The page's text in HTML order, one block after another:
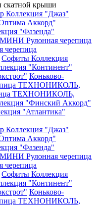
скатной крыши
Коллекция "Джаз"
Аккорд"
"Фазенда"
МИНИ Рулонная черепица
черепица
Софиты Коллекция
"Континент"
Коньково-
ТЕХНОНИКОЛЬ,
ТЕХНОНИКОЛЬ,
"Финский Аккорд"
"Атлантика"
Коллекция "Джаз"
Аккорд"
"Фазенда"
МИНИ Рулонная черепица
черепица
Софиты Коллекция
"Континент"
Коньково-
ТЕХНОНИКОЛЬ,